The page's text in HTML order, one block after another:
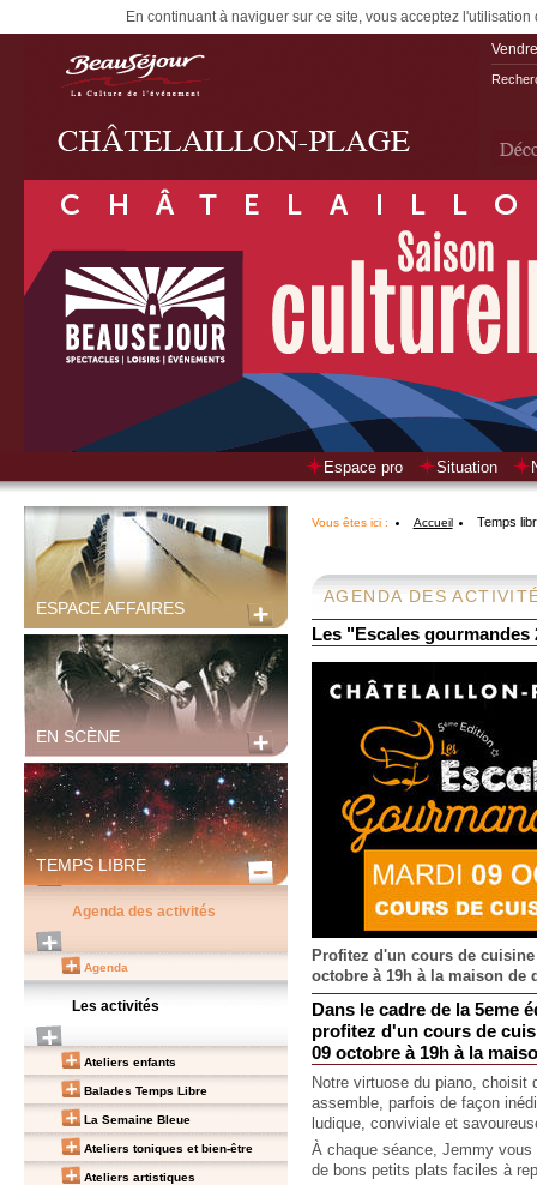
En continuant à naviguer sur ce site, vous acceptez
Espace pro Situation
ESPACE AFFAIRES
EN SCÈNE
TEMPS LIBRE
Agenda des activités
Agenda
Les activités
Ateliers enfants
Balades Temps Libre
La Semaine Bleue
Ateliers toniques et bien-être
Ateliers artistiques
Vous êtes ici : Accueil Temps
AGENDA DES
Les "Escales
Profitez d'un cours de
octobre à 19h à la maison de
Dans le cadre de la 5eme
profitez d'un cours de
09 octobre à 19h à la
Notre virtuose du piano,
assemble, parfois de façon
ludique, conviviale et
À chaque séance, Jemmy
de bons petits plats faciles à